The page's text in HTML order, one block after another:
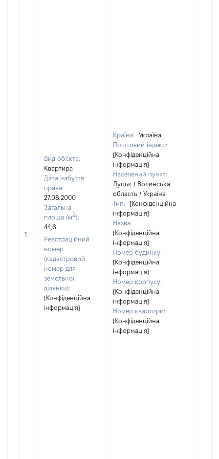
1
Вид об'єкта:
Квартира
Дата набуття
права:
27.08.2000
Загальна
площа (м2):
44,6
Реєстраційний
номер
(кадастровий
номер для
земельної
ділянки):
[Конфіденційна
інформація]
Країна:
Україна
Поштовий індекс:
[Конфіденційна
інформація]
Населений пункт:
Луцьк / Волинська
область / Україна
Тип:
[Конфіденційна
інформація]
Назва:
[Конфіденційна
інформація]
Номер будинку:
[Конфіденційна
інформація]
Номер корпусу:
[Конфіденційна
інформація]
Номер квартири:
[Конфіденційна
інформація]